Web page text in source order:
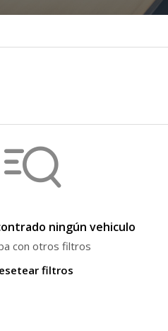
ningún vehiculo
con otros filtros
filtros